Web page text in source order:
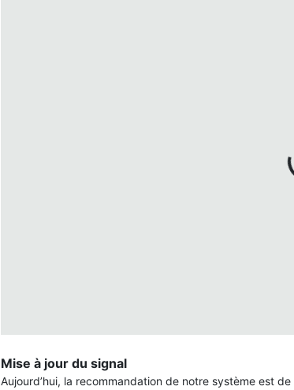
Mise à jour du signal
Aujourd’hui, la recommandation de notre système est de